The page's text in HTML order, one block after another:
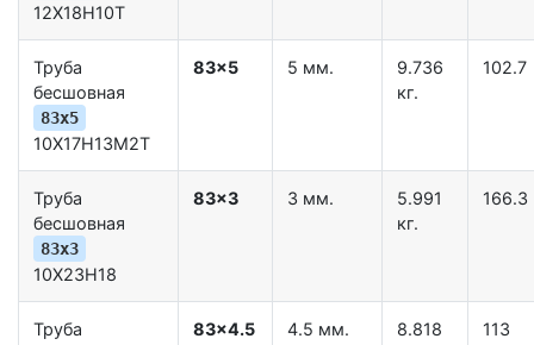
12Х18Н10Т
Труба
бесшовная
83x5
10Х17Н13М2Т
83x5 5 мм.
9.736
кг.
102.7
Труба
бесшовная
83x3
10Х23Н18
83x3 3 мм.
5.991
кг.
166.3
Труба
83x4.5 4.5 мм.
8.818
113